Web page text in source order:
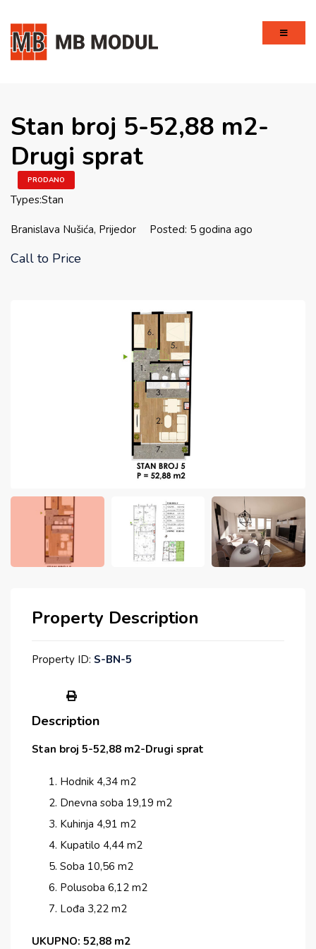
Stan broj 5-52,88 m2-
Drugi sprat
PRODANO
Types:Stan
Branislava Nušića, Prijedor Posted: 5 godina ago
Call to Price
Property Description
Property ID: S-BN-5
Description
Stan broj 5-52,88 m2-Drugi sprat
Hodnik 4,34 m2
Dnevna soba 19,19 m2
Kuhinja 4,91 m2
Kupatilo 4,44 m2
Soba 10,56 m2
Polusoba 6,12 m2
Lođa 3,22 m2
UKUPNO: 52,88 m2